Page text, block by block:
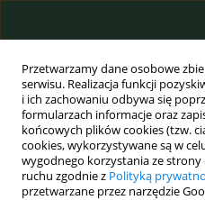
Przetwarzamy dane osobowe
serwisu. Realizacja funkcji
i ich zachowaniu odbywa się
formularzach informacje oraz
końcowych plików cookies (tzw.
cookies, wykorzystywane są w
wygodnego korzystania ze
ruchu zgodnie z Polityką
przetwarzane przez narzędzie
Słowo kluczowe